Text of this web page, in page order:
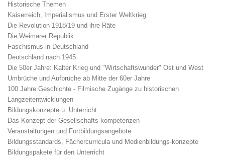
Historische Themen
Kaiserreich, Imperialismus und Erster Weltkrieg
Die Revolution 1918/19 und ihre Räte
Die Weimarer Republik
Faschismus in Deutschland
Deutschland nach 1945
Die 50er Jahre: Kalter Krieg und "Wirtschaftswunder" Ost und West
Umbrüche und Aufbrüche ab Mitte der 60er Jahre
100 Jahre Geschichte - Filmische Zugänge zu historischen
Langzeitentwicklungen
Bildungskonzepte u. Unterricht
Das Konzept der Gesellschafts-kompetenzen
Veranstaltungen und Fortbildungsangebote
Bildungsstandards, Fächercurricula und Medienbildungs-konzepte
Bildungspakete für den Unterricht